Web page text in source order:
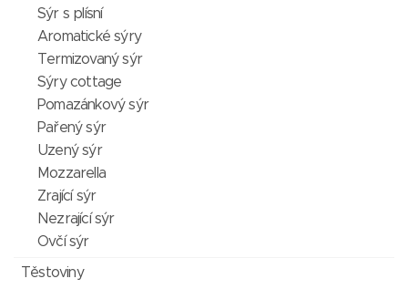
Sýr s plísní
Aromatické sýry
Termizovaný sýr
Sýry cottage
Pomazánkový sýr
Pařený sýr
Uzený sýr
Mozzarella
Zrající sýr
Nezrající sýr
Ovčí sýr
Těstoviny